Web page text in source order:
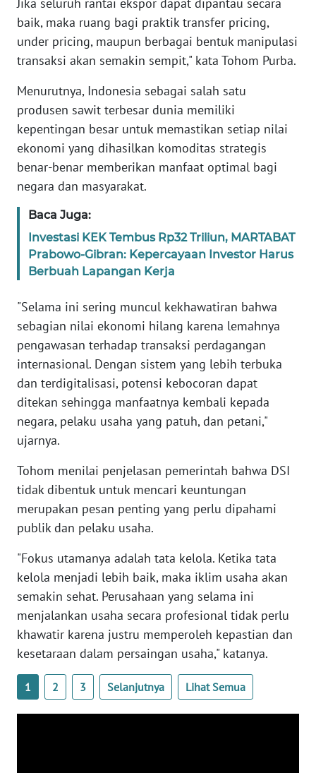
Jika seluruh rantai ekspor dapat dipantau secara
baik, maka ruang bagi praktik transfer pricing,
under pricing, maupun berbagai bentuk manipulasi
transaksi akan semakin sempit," kata Tohom Purba.
Menurutnya, Indonesia sebagai salah satu
produsen sawit terbesar dunia memiliki
kepentingan besar untuk memastikan setiap nilai
ekonomi yang dihasilkan komoditas strategis
benar-benar memberikan manfaat optimal bagi
negara dan masyarakat.
Baca Juga:
Investasi KEK Tembus Rp32 Triliun, MARTABAT
Prabowo-Gibran: Kepercayaan Investor Harus
Berbuah Lapangan Kerja
"Selama ini sering muncul kekhawatiran bahwa
sebagian nilai ekonomi hilang karena lemahnya
pengawasan terhadap transaksi perdagangan
internasional. Dengan sistem yang lebih terbuka
dan terdigitalisasi, potensi kebocoran dapat
ditekan sehingga manfaatnya kembali kepada
negara, pelaku usaha yang patuh, dan petani,"
ujarnya.
Tohom menilai penjelasan pemerintah bahwa DSI
tidak dibentuk untuk mencari keuntungan
merupakan pesan penting yang perlu dipahami
publik dan pelaku usaha.
"Fokus utamanya adalah tata kelola. Ketika tata
kelola menjadi lebih baik, maka iklim usaha akan
semakin sehat. Perusahaan yang selama ini
menjalankan usaha secara profesional tidak perlu
khawatir karena justru memperoleh kepastian dan
kesetaraan dalam persaingan usaha," katanya.
1 2 3 Selanjutnya Lihat Semua
SUMUT
WN
JAKARTA
WN
JABAR
WN
BANTEN
NTT
WN
KEPRI
WN
PAPUA
WN
BARAT
WN
RIAU
SERAMBI
WN
WN
SULTRA
WN
NTB
WN
SULTENG